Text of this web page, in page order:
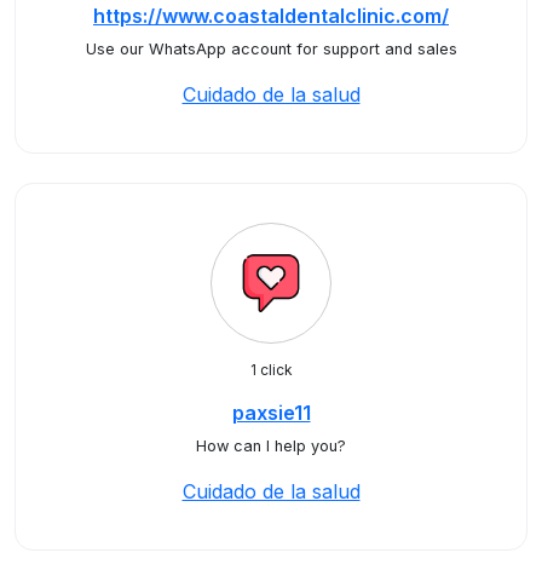
https://www.coastaldentalclinic.com/
Use our WhatsApp account for support and sales
Cuidado de la salud
1 click
paxsie11
How can I help you?
Cuidado de la salud